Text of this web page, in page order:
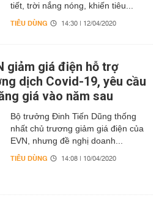
tiết, trời nắng nóng, khiến tiêu...
TIÊU DÙNG 14:30 | 12/04/2020
giảm giá điện hỗ trợ
dịch Covid-19, yêu cầu
giá vào năm sau
Bộ trưởng Đinh Tiến Dũng thống
nhất chủ trương giảm giá điện của
EVN, nhưng đề nghị doanh...
TIÊU DÙNG 14:08 | 10/04/2020